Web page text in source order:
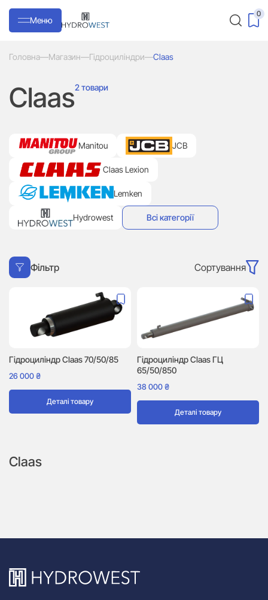
Меню
0
Головна—Магазин—Гідроциліндри—Claas
Claas2 товари
Manitou JCB
Claas Lexion
Lemken
Hydrowest Всі категорії
Фільтр Сортування
Гідроциліндр Сlaas 70/50/85
26 000₴
Деталі товару
Гідроциліндр Claas ГЦ
65/50/850
38 000₴
Деталі товару
Claas